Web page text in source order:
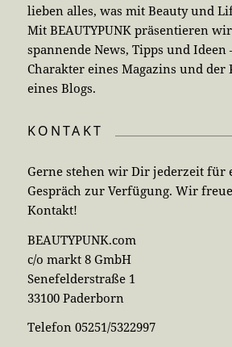
lieben alles, was mit Beauty und
Mit BEAUTYPUNK präsentieren
spannende News, Tipps und Ideen
Charakter eines Magazins und der
eines Blogs.
KONTAKT
Gerne stehen wir Dir jederzeit für
Gespräch zur Verfügung. Wir
Kontakt!
BEAUTYPUNK.com
c/o markt 8 GmbH
Senefelderstraße 1
33100 Paderborn
Telefon 05251/5322997